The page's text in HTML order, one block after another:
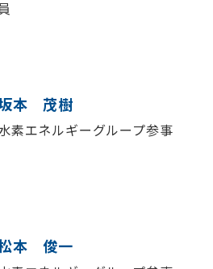
員
本 茂樹
素エネルギーグループ参事
本 俊一